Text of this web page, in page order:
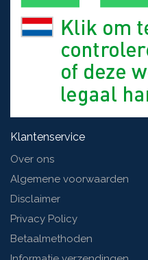
Klantenservice
Over ons
Algemene voorwaarden
Disclaimer
Privacy Policy
Betaalmethoden